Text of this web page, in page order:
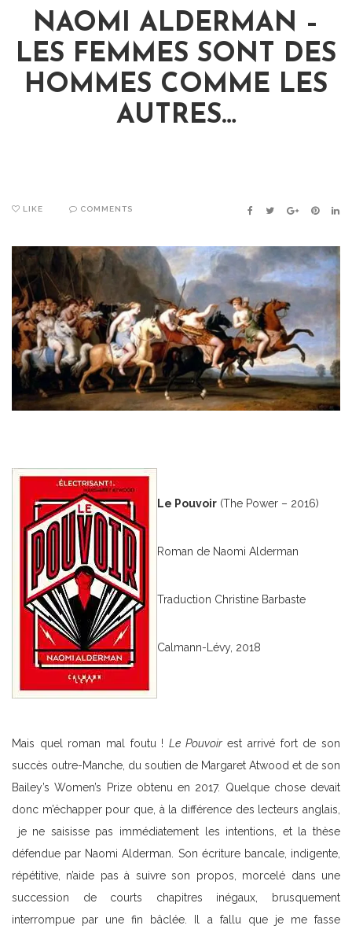
NAOMI ALDERMAN –
LES FEMMES SONT DES
HOMMES COMME LES
AUTRES…
LIKE COMMENTS FACEBOOK
TWITTER
GOOGLE+
Le Pouvoir (The Power – 2016)
Roman de Naomi Alderman
Traduction Christine Barbaste
Calmann-Lévy, 2018
Mais quel roman mal foutu ! Le Pouvoirest arrivé fort de son
succès outre-Manche, du soutien de Margaret Atwood et de son
Bailey’s Women’s Prize obtenu en 2017. Quelque chose devait
donc m’échapper pour que, à la différence des lecteurs anglais,
je ne saisisse pas immédiatement les intentions, et la thèse
défendue par Naomi Alderman. Son écriture bancale, indigente,
répétitive, n’aide pas à suivre son propos, morcelé dans une
succession de courts chapitres inégaux, brusquement
interrompue par une fin bâclée. Il a fallu que je me fasse